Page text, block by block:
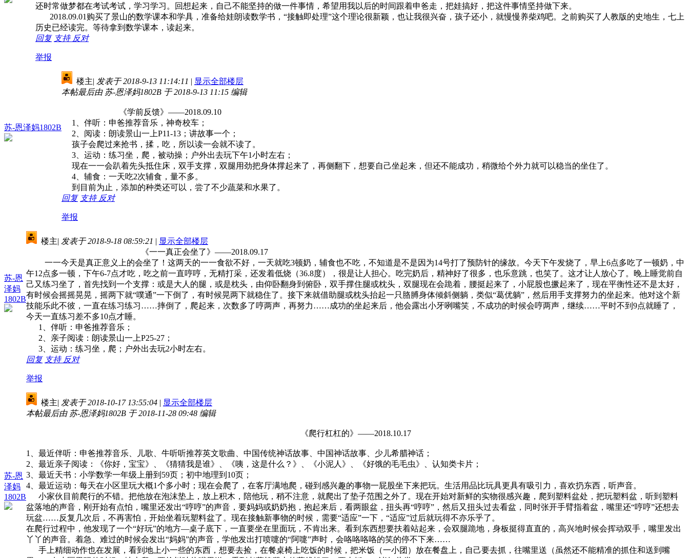
还时常做梦都在考试考试，学习学习。回想起来，自己不能坚持的做一件事情，希望用我以后的时间跟着申爸走，把娃搞好，把这件事情坚持做下来。
2018.09.01购买了景山的数学课本和学具，准备给娃朗读数学书，“接触即处理”这个理论很新颖，也让我很兴奋，孩子还小，就慢慢养柴鸡吧。之前购买了人教版的史地生，七上
历史已经读完。等待拿到数学课本，读起来。
回复 支持 反对
举报
苏-恩泽妈1802B
楼主| 发表于 2018-9-13 11:14:11 | 显示全部楼层
本帖最后由 苏-恩泽妈1802B 于 2018-9-13 11:15 编辑
《学前反馈》——2018.09.10
1、伴听：申爸推荐音乐，神奇校车；
2、阅读：朗读景山一上P11-13；讲故事一个；
孩子会爬过来抢书，揉，吃，所以读一会就不读了。
3、运动：练习坐，爬，被动操；户外出去玩下午1小时左右；
现在一一会趴着先头抵住床，双手支撑，双腿用劲把身体撑起来了，再侧翻下，想要自己坐起来，但还不能成功，稍微给个外力就可以稳当的坐住了。
4、辅食：一天吃2次辅食，量不多。
到目前为止，添加的种类还可以，尝了不少蔬菜和水果了。
回复 支持 反对
举报
苏-恩
泽妈
1802B
楼主| 发表于 2018-9-18 08:59:21 | 显示全部楼层
《一一真正会坐了》——2018.09.17
一一今天是真正意义上的会坐了！这两天的一一食欲不好，一天就吃3顿奶，辅食也不吃，不知道是不是因为14号打了预防针的缘故。今天下午发烧了，早上6点多吃了一顿奶，中
午12点多一顿，下午6-7点才吃，吃之前一直哼哼，无精打采，还发着低烧（36.8度），很是让人担心。吃完奶后，精神好了很多，也乐意跳，也笑了。这才让人放心了。晚上睡觉前自
己又练习坐了，首先找到一个支撑：或是大人的腿，或是枕头，由仰卧翻身到俯卧，双手撑住腿或枕头，双腿现在会跪着，腰挺起来了，小屁股也撅起来了，现在平衡性还不是太好，
有时候会摇摇晃晃，摇两下就“噗通”一下倒了，有时候晃两下就稳住了。接下来就借助腿或枕头抬起一只胳膊身体倾斜侧躺，类似“葛优躺”，然后用手支撑努力的坐起来。他对这个新
技能乐此不彼，一直在练习练习……摔倒了，爬起来，次数多了哼两声，再努力……成功的坐起来后，他会露出小牙咧嘴笑，不成功的时候会哼两声，继续……平时不到9点就睡了，
今天一直练习差不多10点才睡。
1、伴听：申爸推荐音乐；
2、亲子阅读：朗读景山一上P25-27；
3、运动：练习坐，爬；户外出去玩2小时左右。
回复 支持 反对
举报
苏-恩
泽妈
1802B
楼主| 发表于 2018-10-17 13:55:04 | 显示全部楼层
本帖最后由 苏-恩泽妈1802B 于 2018-11-28 09:48 编辑
《爬行杠杠的》——2018.10.17
1、最近伴听：申爸推荐音乐、儿歌、牛听听推荐英文歌曲、中国传统神话故事、中国神话故事、少儿希腊神话；
2、最近亲子阅读：《你好，宝宝》、《猜猜我是谁》、《咦，这是什么？》、《小泥人》、《好饿的毛毛虫》、认知类卡片；
3、最近天书：小学数学一年级上册到59页；初中地理到10页；
4、最近运动：每天在小区里玩大概1个多小时；现在会爬了，在客厅满地爬，碰到感兴趣的事物一屁股坐下来把玩。生活用品比玩具更具有吸引力，喜欢扔东西，听声音。
小家伙目前爬行的不错。把他放在泡沫垫上，放上积木，陪他玩，稍不注意，就爬出了垫子范围之外了。现在开始对新鲜的实物很感兴趣，爬到塑料盆处，把玩塑料盆，听到塑料
盆落地的声音，刚开始有点怕，嘴里还发出“哼哼”的声音，要妈妈或奶奶抱，抱起来后，看两眼盆，扭头再“哼哼”，然后又扭头过去看盆，同时张开手臂指着盆，嘴里还“哼哼”还想去
玩盆……反复几次后，不再害怕，开始坐着玩塑料盆了。现在接触新事物的时候，需要“适应”一下，“适应”过后就玩得不亦乐乎了。
在爬行过程中，他发现了一个“好玩”的地方—桌子底下，一直要坐在里面玩，不肯出来。看到东西想要扶着站起来，会双腿跪地，身板挺得直直的，高兴地时候会挥动双手，嘴里发出
丫丫的声音。着急、难过的时候会发出“妈妈”的声音，学他发出打喷嚏的“阿嚏”声时，会咯咯咯咯的笑的停不下来……
手上精细动作也在发展，看到地上小一些的东西，想要去捡，在餐桌椅上吃饭的时候，把米饭（一小团）放在餐盘上，自己要去抓，往嘴里送（虽然还不能精准的抓住和送到嘴